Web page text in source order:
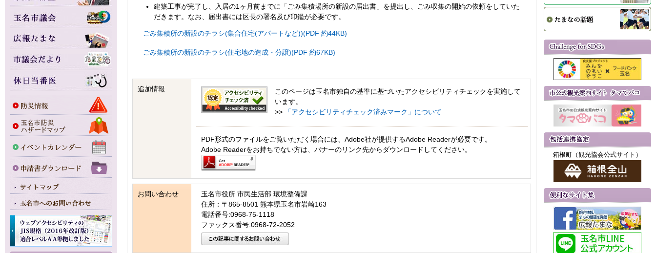
建築工事が完了し、入居の1ヶ月前までに「ごみ集積場所の新設の届出書」を提出し、ごみ収集の開始の依頼をしていた
だきます。なお、届出書には区長の署名及び印鑑が必要です。
ごみ集積所の新設のチラシ(集合住宅(アパートなど))(PDF 約44KB)
ごみ集積所の新設のチラシ(住宅地の造成・分譲)(PDF 約67KB)
追加情報
このページは玉名市独自の基準に基づいたアクセシビリティチェックを実施して
います。
>>
「アクセシビリティチェック済みマーク」について
PDF形式のファイルをご覧いただく場合には、Adobe社が提供するAdobe Readerが必要です。
Adobe Readerをお持ちでない方は、バナーのリンク先からダウンロードしてください。
お問い合わせ
玉名市役所 市民生活部 環境整備課
住所：〒865-8501 熊本県玉名市岩崎163
電話番号:0968-75-1118
ファックス番号:0968-72-2052
箱根町（観光協会公式サイト）